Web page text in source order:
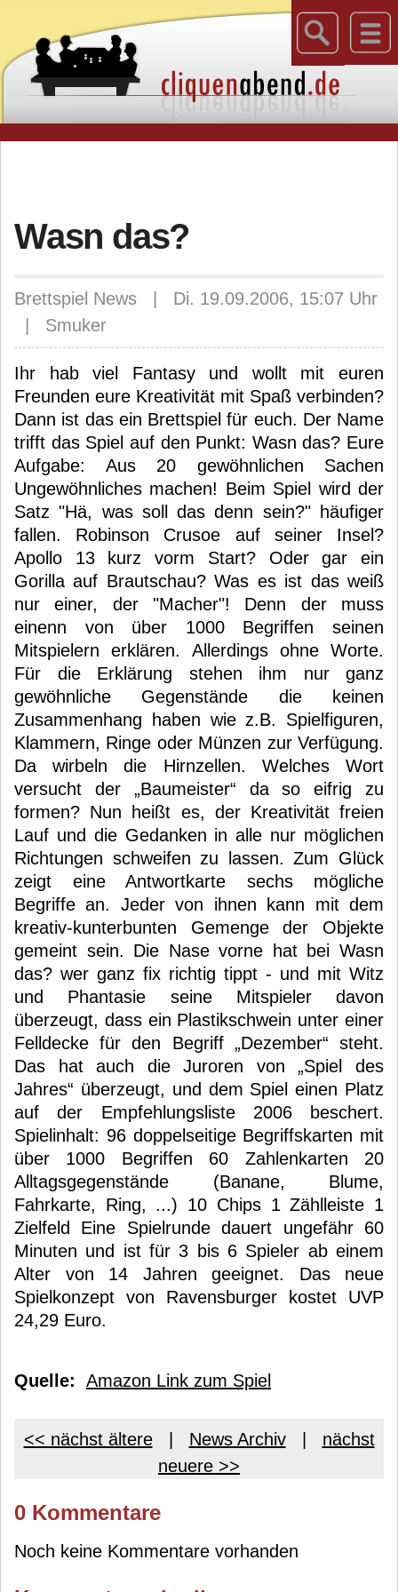
Wasn das?
Brettspiel News | Di. 19.09.2006, 15:07 Uhr
| Smuker
Ihr hab viel Fantasy und wollt mit euren
Freunden eure Kreativität mit Spaß verbinden?
Dann ist das ein Brettspiel für euch. Der Name
trifft das Spiel auf den Punkt: Wasn das? Eure
Aufgabe: Aus 20 gewöhnlichen Sachen
Ungewöhnliches machen! Beim Spiel wird der
Satz "Hä, was soll das denn sein?" häufiger
fallen. Robinson Crusoe auf seiner Insel?
Apollo 13 kurz vorm Start? Oder gar ein
Gorilla auf Brautschau? Was es ist das weiß
nur einer, der "Macher"! Denn der muss
einenn von über 1000 Begriffen seinen
Mitspielern erklären. Allerdings ohne Worte.
Für die Erklärung stehen ihm nur ganz
gewöhnliche Gegenstände die keinen
Zusammenhang haben wie z.B. Spielfiguren,
Klammern, Ringe oder Münzen zur Verfügung.
Da wirbeln die Hirnzellen. Welches Wort
versucht der „Baumeister“ da so eifrig zu
formen? Nun heißt es, der Kreativität freien
Lauf und die Gedanken in alle nur möglichen
Richtungen schweifen zu lassen. Zum Glück
zeigt eine Antwortkarte sechs mögliche
Begriffe an. Jeder von ihnen kann mit dem
kreativ-kunterbunten Gemenge der Objekte
gemeint sein. Die Nase vorne hat bei Wasn
das? wer ganz fix richtig tippt - und mit Witz
und Phantasie seine Mitspieler davon
überzeugt, dass ein Plastikschwein unter einer
Felldecke für den Begriff „Dezember“ steht.
Das hat auch die Juroren von „Spiel des
Jahres“ überzeugt, und dem Spiel einen Platz
auf der Empfehlungsliste 2006 beschert.
Spielinhalt: 96 doppelseitige Begriffskarten mit
über 1000 Begriffen 60 Zahlenkarten 20
Alltagsgegenstände (Banane, Blume,
Fahrkarte, Ring, ...) 10 Chips 1 Zählleiste 1
Zielfeld Eine Spielrunde dauert ungefähr 60
Minuten und ist für 3 bis 6 Spieler ab einem
Alter von 14 Jahren geeignet. Das neue
Spielkonzept von Ravensburger kostet UVP
24,29 Euro.
Quelle: Amazon Link zum Spiel
<< nächst ältere| News Archiv| nächst
neuere >>
0 Kommentare
Noch keine Kommentare vorhanden